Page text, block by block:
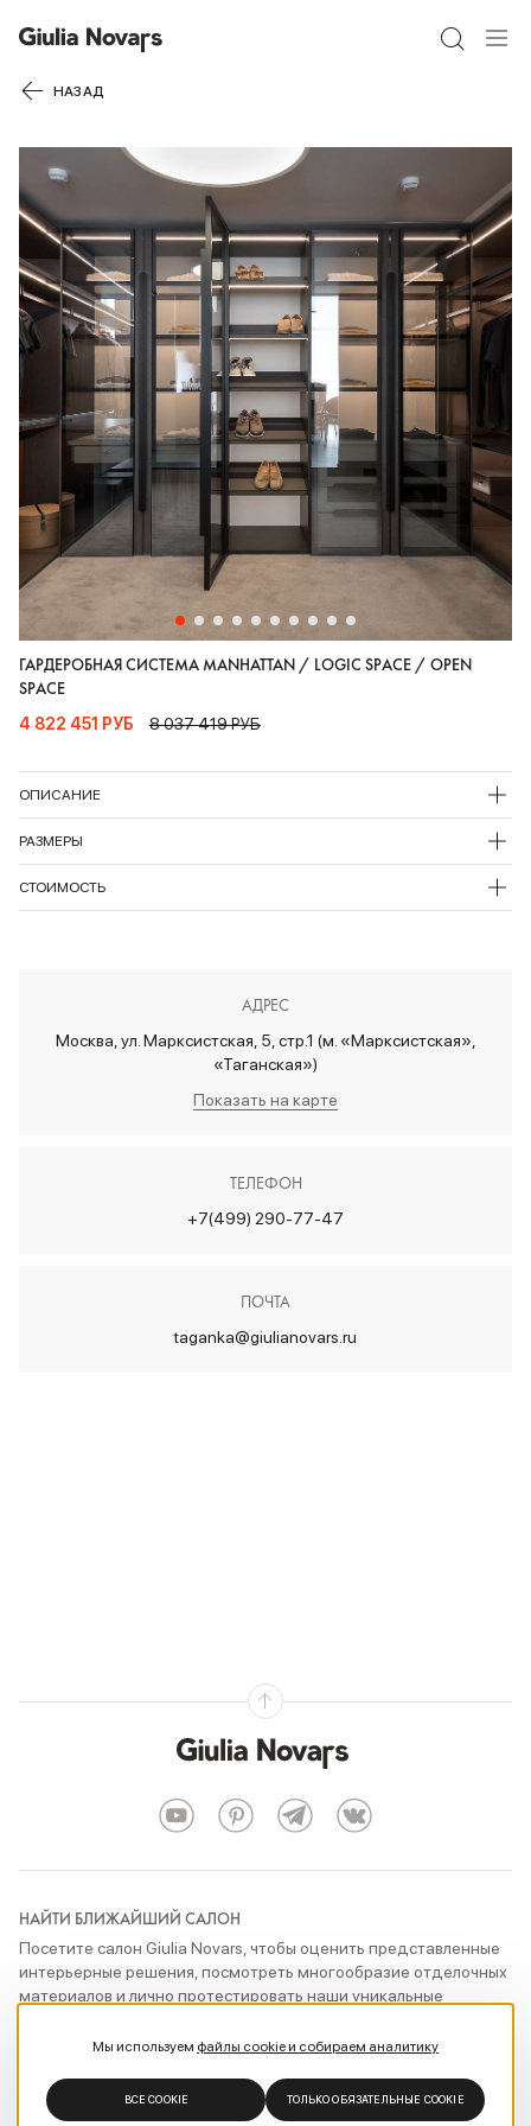
НАЗАД
40% СКИДКА
ГАРДЕРОБНАЯ СИСТЕМА MANHATTAN / LOGIC SPACE / OPEN
SPACE
4 822 451 РУБ 8 037 419 РУБ
ОПИСАНИЕ
РАЗМЕРЫ
СТОИМОСТЬ
АДРЕС
Москва, ул. Марксистская, 5, стр.1 (м. «Марксистская»,
«Таганская»)
Показать на карте
ТЕЛЕФОН
+7(499) 290-77-47
ПОЧТА
taganka@giulianovars.ru
НАЙТИ БЛИЖАЙШИЙ САЛОН
Посетите салон Giulia Novars, чтобы оценить представленные
интерьерные решения, посмотреть многообразие отделочных
материалов и лично протестировать наши уникальные
ПОКАЗАТЬ САЛОНЫ
Мы используем файлы cookie и собираем аналитику
ВСЕ COOKIE ТОЛЬКО ОБЯЗАТЕЛЬНЫЕ COOKIE